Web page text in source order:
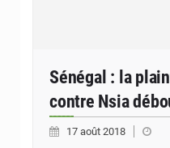
Sénégal : la
contre Nsia
17 août 2018